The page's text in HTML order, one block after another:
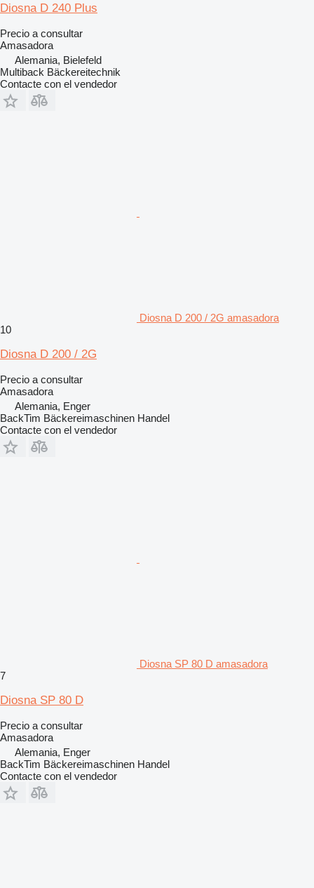
Diosna D 240 Plus
Precio a consultar
Amasadora
Alemania, Bielefeld
Multiback Bäckereitechnik
Contacte con el vendedor
Diosna D 200 / 2G amasadora
10
Diosna D 200 / 2G
Precio a consultar
Amasadora
Alemania, Enger
BackTim Bäckereimaschinen Handel
Contacte con el vendedor
Diosna SP 80 D amasadora
7
Diosna SP 80 D
Precio a consultar
Amasadora
Alemania, Enger
BackTim Bäckereimaschinen Handel
Contacte con el vendedor